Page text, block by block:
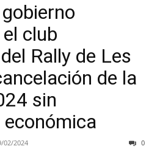
club
Rally de Les
de la
sin
02/2024 0